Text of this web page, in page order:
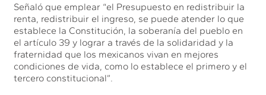
Señaló que emplear “el Presupuesto en redistribuir la
renta, redistribuir el ingreso, se puede atender lo que
establece la Constitución, la soberanía del pueblo en
el artículo 39 y lograr a través de la solidaridad y la
fraternidad que los mexicanos vivan en mejores
condiciones de vida, como lo establece el primero y el
tercero constitucional”.